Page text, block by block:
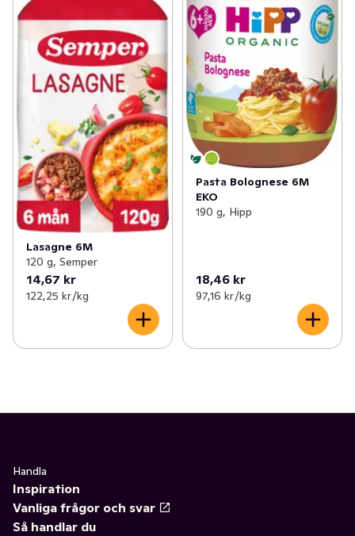
Lasagne 6M
120 g, Semper
14,67 kr
122,25 kr /kg
Pasta Bolognese 6M
EKO
190 g, Hipp
18,46 kr
97,16 kr /kg
Handla
Inspiration
Vanliga frågor och svar
Så handlar du